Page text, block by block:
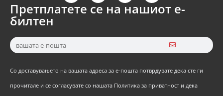
Претплатете се на нашиот е-
билтен
Со доставувањето на вашата адреса за е-пошта потврдувате дека сте ги
прочитале и се согласувате со нашата Политика за приватност и дека